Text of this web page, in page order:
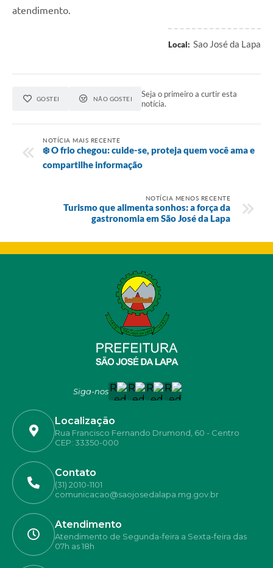
atendimento.
Local: Sao José da Lapa
GOSTEI NÃO GOSTEI
Seja o primeiro a curtir esta
notícia.
NOTÍCIA MAIS RECENTE
❄️ O frio chegou: cuide-se, proteja quem você ama e
compartilhe informação
NOTÍCIA MENOS RECENTE
Turismo que alimenta sonhos: a força da
gastronomia em São José da Lapa
Siga-nos
Localização
Rua Francisco Fernando Drumond, 60 - Centro
CEP: 33350-000
Contato
(31) 2010-1101
comunicacao@saojosedalapa.mg.gov.br
Atendimento
Atendimento de Segunda-feira a Sexta-feira das
07h as 18h